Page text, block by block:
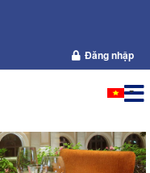
Đăng nhập